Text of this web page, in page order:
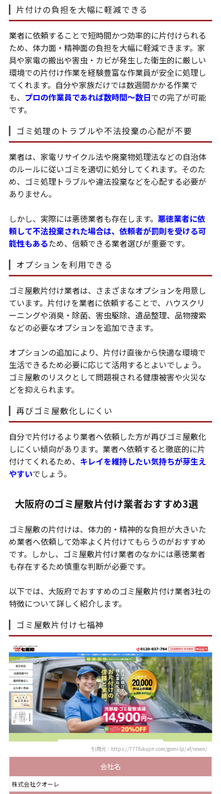
片付けの負担を大幅に軽減できる
業者に依頼することで短時間かつ効率的に片付けられる
ため、体力面・精神面の負担を大幅に軽減できます。家
具や家電の搬出や害虫・カビが発生した衛生的に厳しい
環境での片付け作業を経験豊富な作業員が安全に処理し
てくれます。自分や家族だけでは数週間かかる作業で
も、 プロの作業員であれば数時間～数日での完了が可能
です。
ゴミ処理のトラブルや不法投棄の心配が不要
業者は、家電リサイクル法や廃棄物処理法などの自治体
のルールに従いゴミを適切に処分してくれます。そのた
め、ゴミ処理トラブルや違法投棄などを心配する必要が
ありません。
しかし、実際には悪徳業者も存在します。 悪徳業者に依
頼して不法投棄された場合は、依頼者が罰則を受ける可
能性もあるため、信頼できる業者選びが重要です。
オプションを利用できる
ゴミ屋敷片付け業者は、さまざまなオプションを用意し
ています。片付けを業者に依頼することで、ハウスクリ
ーニングや消臭・除菌、害虫駆除、遺品整理、品物捜索
などの必要なオプションを追加できます。
オプションの追加により、片付け直後から快適な環境で
生活できるため必要に応じて活用するとよいでしょう。
ゴミ屋敷のリスクとして問題視される健康被害や火災な
どを抑えられます。
再びゴミ屋敷化しにくい
自分で片付けるより業者へ依頼した方が再びゴミ屋敷化
しにくい傾向があります。業者へ依頼すると徹底的に片
付けてくれるため、 キレイを維持したい気持ちが芽生え
やすいでしょう。
大阪府のゴミ屋敷片付け業者おすすめ3選
ゴミ屋敷の片付けは、体力的・精神的な負担が大きいた
め業者へ依頼して効率よく片付けてもらうのがおすすめ
です。しかし、ゴミ屋敷片付け業者のなかには悪徳業者
も存在するため慎重な判断が必要です。
以下では、大阪府でおすすめのゴミ屋敷片付け業者3社の
特徴について詳しく紹介します。
ゴミ屋敷片付け七福神
引用元：https://777fukujin.com/gomi-lp/af/rexen/
会社名
株式会社クオーレ